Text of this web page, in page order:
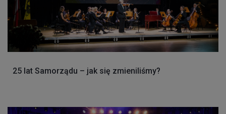
25 lat Samorządu – jak się zmieniliśmy?